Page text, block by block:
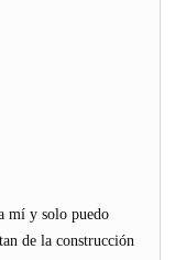
mí y solo puedo
de la construcción